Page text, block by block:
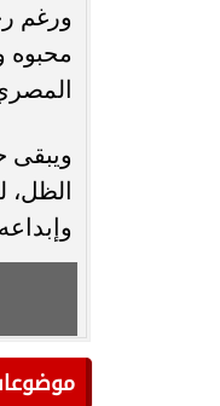
ورغم
محبوه
ويبقى
الظل،